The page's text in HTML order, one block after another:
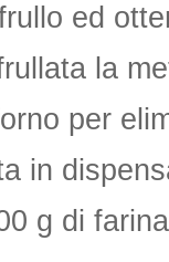
ed
la
per
in
g di